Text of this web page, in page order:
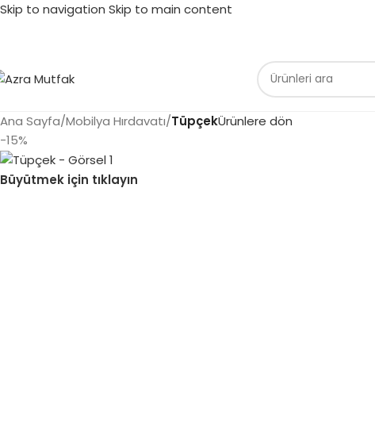
Skip to navigation Skip to main content
Ana Sayfa/Mobilya Hırdavatı/TüpçekÜrünlere dön
-15%
Büyütmek için tıklayın